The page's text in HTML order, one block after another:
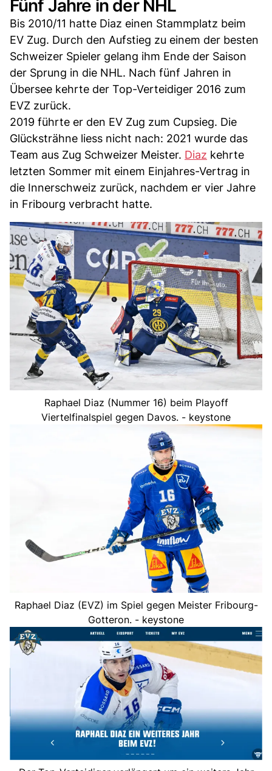
Fünf Jahre in der NHL
Bis 2010/11 hatte Diaz einen Stammplatz beim
EV Zug. Durch den Aufstieg zu einem der besten
Schweizer Spieler gelang ihm Ende der Saison
der Sprung in die NHL. Nach fünf Jahren in
Übersee kehrte der Top-Verteidiger 2016 zum
EVZ zurück.
2019 führte er den EV Zug zum Cupsieg. Die
Glücksträhne liess nicht nach: 2021 wurde das
Team aus Zug Schweizer Meister. Diaz kehrte
letzten Sommer mit einem Einjahres-Vertrag in
die Innerschweiz zurück, nachdem er vier Jahre
in Fribourg verbracht hatte.
Raphael Diaz (Nummer 16) beim Playoff
Viertelfinalspiel gegen Davos. - keystone
Raphael Diaz (EVZ) im Spiel gegen Meister Fribourg-
Gotteron. - keystone